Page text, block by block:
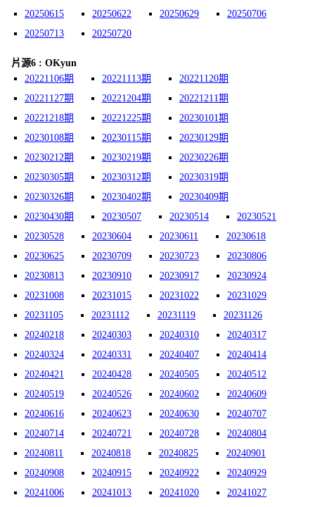
20250615
20250622 20250629
20250706
20250713
20250720
片源6 : OKyun
20221106期
20221113期
20221120期
20221127期
20221204期
20221211期
20221218期
20221225期
20230101期
20230108期
20230115期
20230129期
20230212期
20230219期
20230226期
20230305期
20230312期
20230319期
20230326期
20230402期
20230409期
20230430期
20230507 20230514
20230521
20230528
20230604 20230611
20230618
20230625
20230709 20230723
20230806
20230813
20230910 20230917
20230924
20231008
20231015 20231022
20231029
20231105
20231112 20231119
20231126
20240218
20240303 20240310
20240317
20240324
20240331 20240407
20240414
20240421
20240428 20240505
20240512
20240519
20240526 20240602
20240609
20240616
20240623 20240630
20240707
20240714
20240721 20240728
20240804
20240811
20240818 20240825
20240901
20240908
20240915 20240922
20240929
20241006
20241013 20241020
20241027